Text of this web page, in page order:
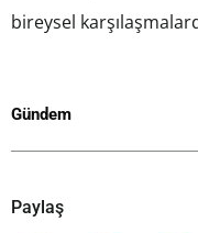
bireysel
Gündem
Paylaş